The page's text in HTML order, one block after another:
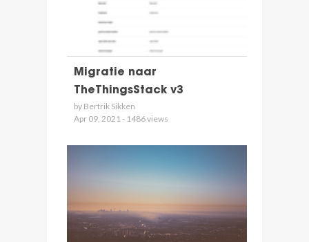
Migratie naar
TheThingsStack v3
by Bertrik Sikken
Apr 09, 2021 - 1486 views